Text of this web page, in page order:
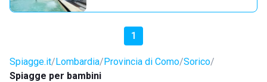
1
Spiagge.it Lombardia Provincia di Como Sorico
Spiagge per bambini